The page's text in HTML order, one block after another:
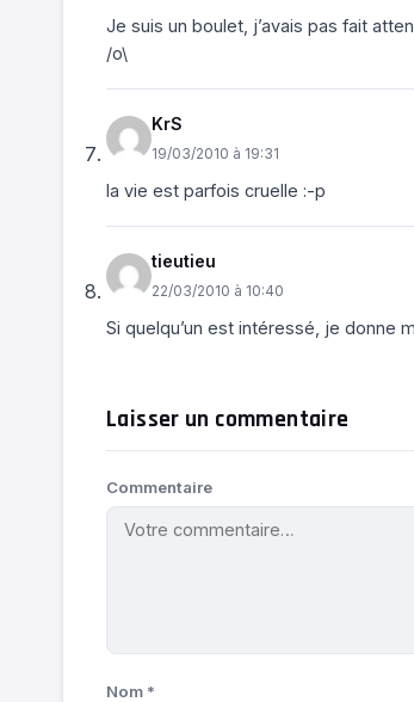
Je suis un boulet, j’avais pas fait
/o\
KrS
19/03/2010 à 19:31
la vie est parfois cruelle :-p
tieutieu
22/03/2010 à 10:40
Si quelqu’un est intéressé, je donne
Laisser un commentaire
Commentaire
Nom *